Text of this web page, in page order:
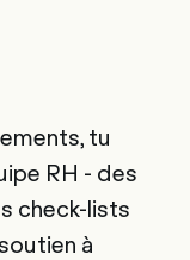
tu
RH - des
check-lists
à